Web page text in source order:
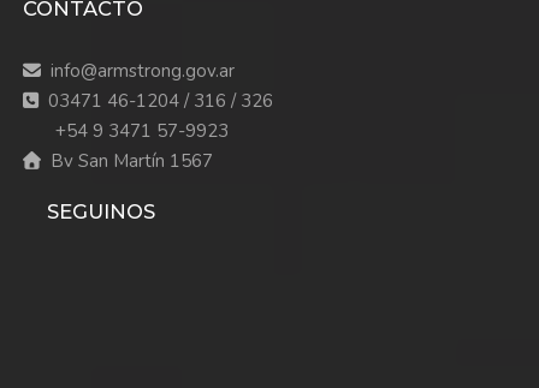
CONTACTO
info@armstrong.gov.ar
03471 46-1204 / 316 / 326
+54 9 3471 57-9923
Bv San Martín 1567
SEGUINOS